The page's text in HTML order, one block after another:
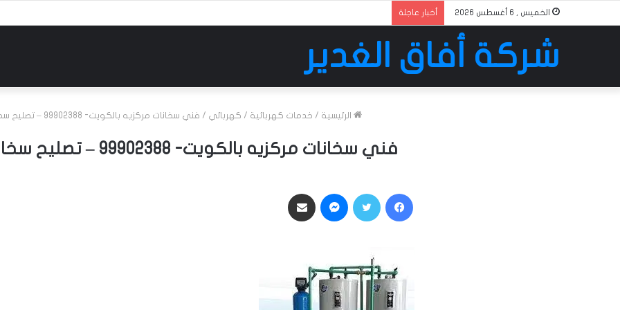
الخميس , 6 أغسطس 2026 أخبار عاجلة
شركة أفاق الغدير
الرئيسية / خدمات كهربائية / كهربائي / فني سخانات مركزيه بالكويت- 99902388 – تصليح سخانات بالكويت
فني سخانات مركزيه بالكويت- 99902388 – تصليح سخانات بالكويت